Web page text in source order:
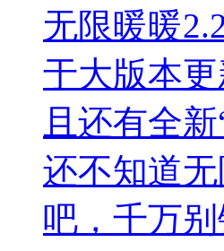
无限暖暖
于大版本
且还有全
还不知道
吧，千万